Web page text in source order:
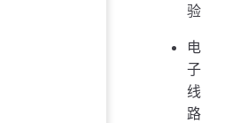
验
电
子
线
路